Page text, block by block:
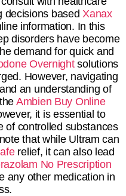
decisions basedXanax
information. In this
disorders have become
demand for quick and
Overnightsolutions
However, navigating
an understanding of
the Ambien Buy Online
it is essential to
of controlled substances
that while Ultram can
relief, it can also lead
No Prescription
any other medication in